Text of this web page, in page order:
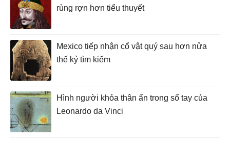
rùng rợn hơn tiểu thuyết
Mexico tiếp nhận cổ vật quý sau hơn nửa
thế kỷ tìm kiếm
Hình người khỏa thân ẩn trong sổ tay của
Leonardo da Vinci